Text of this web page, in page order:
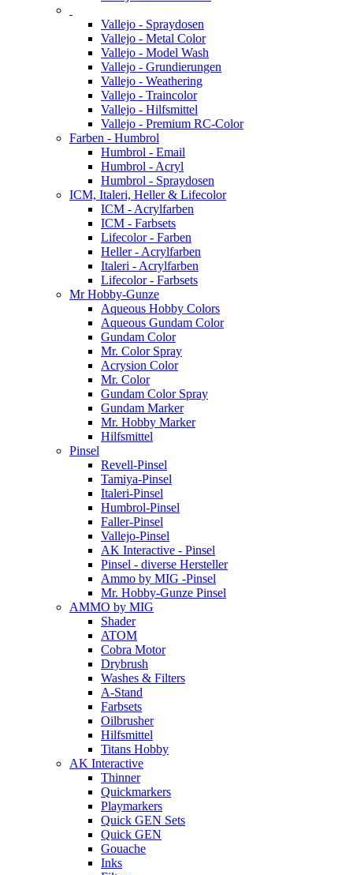
Vallejo - Spraydosen
Vallejo - Metal Color
Vallejo - Model Wash
Vallejo - Grundierungen
Vallejo - Weathering
Vallejo - Traincolor
Vallejo - Hilfsmittel
Vallejo - Premium RC-Color
Farben - Humbrol
Humbrol - Email
Humbrol - Acryl
Humbrol - Spraydosen
ICM, Italeri, Heller & Lifecolor
ICM - Acrylfarben
ICM - Farbsets
Lifecolor - Farben
Heller - Acrylfarben
Italeri - Acrylfarben
Lifecolor - Farbsets
Mr Hobby-Gunze
Aqueous Hobby Colors
Aqueous Gundam Color
Gundam Color
Mr. Color Spray
Acrysion Color
Mr. Color
Gundam Color Spray
Gundam Marker
Mr. Hobby Marker
Hilfsmittel
Pinsel
Revell-Pinsel
Tamiya-Pinsel
Italeri-Pinsel
Humbrol-Pinsel
Faller-Pinsel
Vallejo-Pinsel
AK Interactive - Pinsel
Pinsel - diverse Hersteller
Ammo by MIG -Pinsel
Mr. Hobby-Gunze Pinsel
AMMO by MIG
Shader
ATOM
Cobra Motor
Drybrush
Washes & Filters
A-Stand
Farbsets
Oilbrusher
Hilfsmittel
Titans Hobby
AK Interactive
Thinner
Quickmarkers
Playmarkers
Quick GEN Sets
Quick GEN
Gouache
Inks